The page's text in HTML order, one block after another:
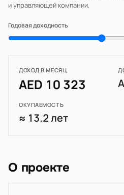
и управляющей компании.
Годовая доходность
ДОХОД В МЕСЯЦ
AED 10 323
ОКУПАЕМОСТЬ
≈ 13.2 лет
О проекте